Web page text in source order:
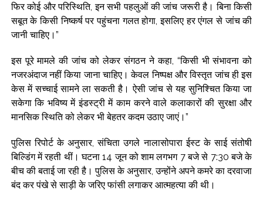
फिर कोई और परिस्थिति, इन सभी पहलुओं की जांच जरूरी है। बिना किसी
सबूत के किसी निष्कर्ष पर पहुंचना गलत होगा, इसलिए हर एंगल से जांच की
जानी चाहिए।”
इस पूरे मामले की जांच को लेकर संगठन ने कहा, “किसी भी संभावना को
नजरअंदाज नहीं किया जाना चाहिए। केवल निष्पक्ष और विस्तृत जांच ही इस
केस में सच्चाई सामने ला सकती है। ऐसी जांच से यह सुनिश्चित किया जा
सकेगा कि भविष्य में इंडस्ट्री में काम करने वाले कलाकारों की सुरक्षा और
मानसिक स्थिति को लेकर भी बेहतर कदम उठाए जाएं।”
पुलिस रिपोर्ट के अनुसार, संचिता उगले नालासोपारा ईस्ट के साई संतोषी
बिल्डिंग में रहती थीं। घटना 14 जून को शाम लगभग 7 बजे से 7:30 बजे के
बीच की बताई जा रही है। पुलिस के अनुसार, उन्होंने अपने कमरे का दरवाजा
बंद कर पंखे से साड़ी के जरिए फांसी लगाकर आत्महत्या की थी।